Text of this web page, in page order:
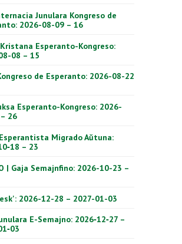
Junulara Kongreso de
2026-08-09 – 16
Esperanto-Kongreso:
08 – 15
de Esperanto: 2026-08-22
Esperanto-Kongreso: 2026-
26
Migrado Aŭtuna:
– 23
| Gaja Semajnfino: 2026-10-23 –
2026-12-28 – 2027-01-03
E-Semajno: 2026‑12‑27 –